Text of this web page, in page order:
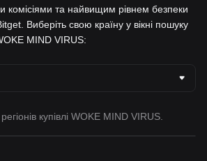
комісіями та найвищим рівнем безпеки
Виберіть свою країну у вікні пошуку
MIND VIRUS:
купівлі WOKE MIND VIRUS.